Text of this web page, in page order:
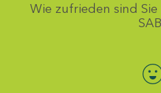
Wie zufrieden sind